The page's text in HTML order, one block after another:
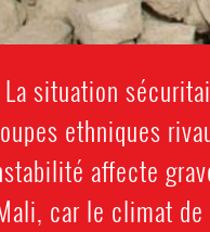
La situation
ethniques
affecte
car le climat